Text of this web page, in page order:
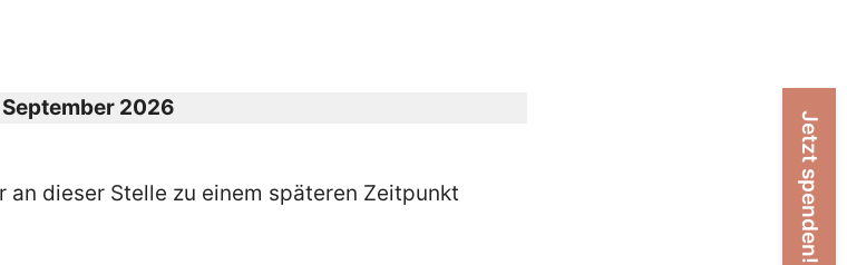
2026
dieser Stelle zu einem späteren Zeitpunkt
Jetzt spenden!